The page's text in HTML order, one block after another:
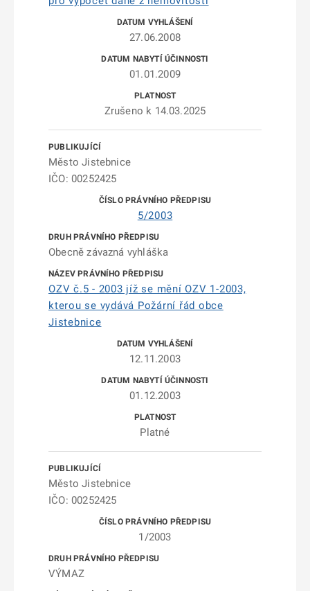
27.06.2008
01.01.2009
Zrušeno k 14.03.2025
Město Jistebnice
IČO: 00252425
5/2003
Obecně závazná vyhláška
OZV č.5 - 2003 jíž se mění OZV 1-2003,
kterou se vydává Požární řád obce
Jistebnice
12.11.2003
01.12.2003
Platné
Město Jistebnice
IČO: 00252425
1/2003
VÝMAZ